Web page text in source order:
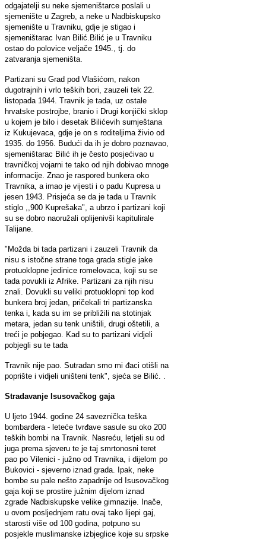
odgajatelji su neke sjemeništarce poslali u
sjemenište u Zagreb, a neke u Nadbiskupsko
sjemenište u Travniku, gdje je stigao i
sjemeništarac Ivan Bilić.Bilić je u Travniku
ostao do polovice veljače 1945., tj. do
zatvaranja sjemeništa.
Partizani su Grad pod Vlašićom, nakon
dugotrajnih i vrlo teških bori, zauzeli tek 22.
listopada 1944. Travnik je tada, uz ostale
hrvatske postrojbe, branio i Drugi konjički sklop
u kojem je bilo i desetak Bilićevih sumještana
iz Kukujevaca, gdje je on s roditeljima živio od
1935. do 1956. Budući da ih je dobro poznavao,
sjemeništarac Bilić ih je često posjećivao u
travničkoj vojarni te tako od njih dobivao mnoge
informacije. Znao je raspored bunkera oko
Travnika, a imao je vijesti i o padu Kupresa u
jesen 1943. Prisjeća se da je tada u Travnik
stiglo ,,900 Kuprešaka", a ubrzo i partizani koji
su se dobro naoružali oplijenivši kapitulirale
Talijane.
"Možda bi tada partizani i zauzeli Travnik da
nisu s istočne strane toga grada stigle jake
protuoklopne jedinice romelovaca, koji su se
tada povukli iz Afrike. Partizani za njih nisu
znali. Dovukli su veliki protuoklopni top kod
bunkera broj jedan, pričekali tri partizanska
tenka i, kada su im se približili na stotinjak
metara, jedan su tenk uništili, drugi oštetili, a
treći je pobjegao. Kad su to partizani vidjeli
pobjegli su te tada
Travnik nije pao. Sutradan smo mi đaci otišli na
poprište i vidjeli uništeni tenk", sjeća se Bilić. .
Stradavanje Isusovačkog gaja
U ljeto 1944. godine 24 saveznička teška
bombardera - leteće tvrđave sasule su oko 200
teških bombi na Travnik. Nasreću, letjeli su od
juga prema sjeveru te je taj smrtonosni teret
pao po Vilenici - južno od Travnika, i dijelom po
Bukovici - sjeverno iznad grada. Ipak, neke
bombe su pale nešto zapadnije od Isusovačkog
gaja koji se prostire južnim dijelom iznad
zgrade Nadbiskupske velike gimnazije. Inače,
u ovom posljednjem ratu ovaj tako lijepi gaj,
starosti više od 100 godina, potpuno su
posjekle muslimanske izbjeglice koje su srpske